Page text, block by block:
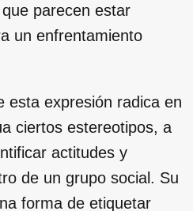
parecen estar
un enfrentamiento
esta expresión radica en
ciertos estereotipos, a
actitudes y
de un grupo social. Su
forma de etiquetar